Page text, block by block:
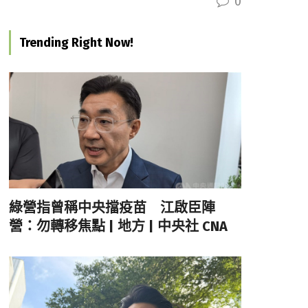
Trending Right Now!
綠營指曾稱中央擋疫苗 江啟臣陣
營：勿轉移焦點 | 地方 | 中央社 CNA